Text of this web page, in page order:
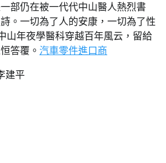
部仍在被一代代中山醫人熱烈書
。一切為了人的安康，一切為了性
年夜學醫科穿越百年風云，留給
答覆。 汽車零件進口商
建平